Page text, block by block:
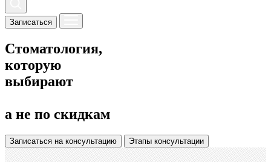
Записаться
Стоматология,
которую
выбирают
а не по скидкам
Записаться на консультацию Этапы консультации